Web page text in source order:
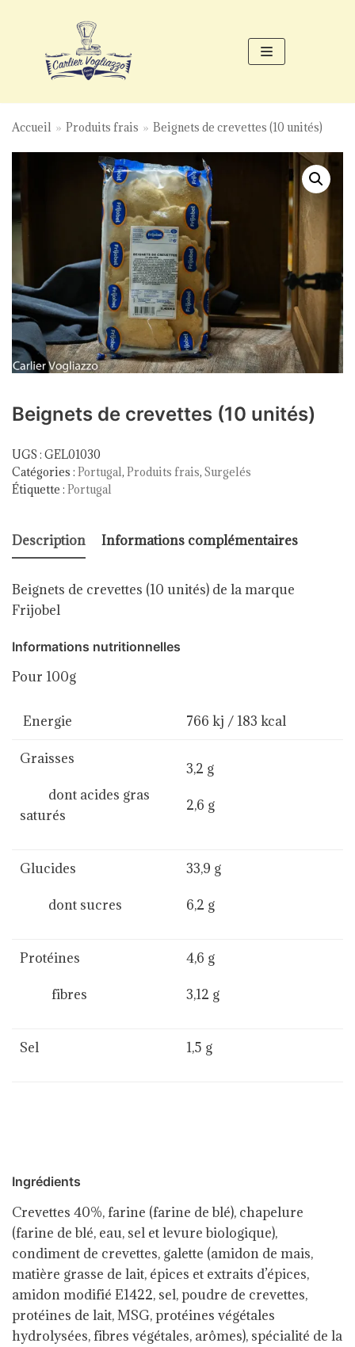
contenu
Accueil » Produits frais » Beignets de crevettes (10 unités)
Beignets de crevettes (10 unités)
UGS : GEL01030
Catégories : Portugal, Produits frais, Surgelés
Étiquette : Portugal
Description Informations complémentaires
Beignets de crevettes (10 unités) de la marque
Frijobel
Informations nutritionnelles
Pour 100g
Energie 766 kj / 183 kcal
Graisses
dont acides gras
saturés
3,2 g
2,6 g
Glucides
dont sucres
33,9 g
6,2 g
Protéines
fibres
4,6 g
3,12 g
Sel 1,5 g
Ingrédients
Crevettes 40%, farine (farine de blé), chapelure
(farine de blé, eau, sel et levure biologique),
condiment de crevettes, galette (amidon de mais,
matière grasse de lait, épices et extraits d’épices,
amidon modifié E1422, sel, poudre de crevettes,
protéines de lait, MSG, protéines végétales
hydrolysées, fibres végétales, arômes), spécialité de la